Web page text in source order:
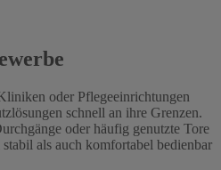
oder Pflegeeinrichtungen
schnell an ihre Grenzen.
oder häufig genutzte Tore
als auch komfortabel bedienbar